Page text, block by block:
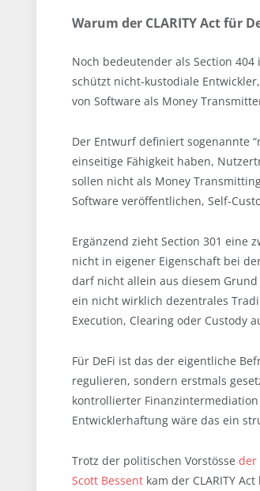
Warum der CLARITY Act für
Noch bedeutender als Section
schützt nicht-kustodiale
von Software als Money
Der Entwurf definiert sogenannte
einseitige Fähigkeit haben,
sollen nicht als Money
Software veröffentlichen, Self-
Ergänzend zieht Section 301 eine
nicht in eigener Eigenschaft bei
darf nicht allein aus diesem
ein nicht wirklich dezentrales
Execution, Clearing oder Custody
Für DeFi ist das der eigentliche
regulieren, sondern erstmals
kontrollierter
Entwicklerhaftung wäre das ein
Trotz der politischen Vorstösse der
Scott Bessent kam der CLARITY